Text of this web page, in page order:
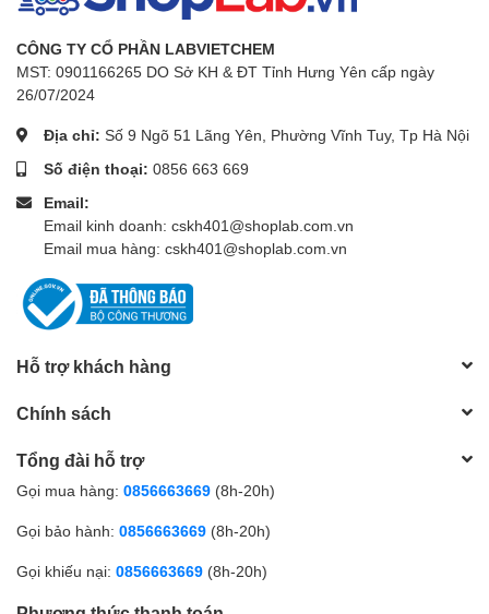
CÔNG TY CỔ PHẦN LABVIETCHEM
MST: 0901166265 DO Sở KH & ĐT Tỉnh Hưng Yên cấp ngày
26/07/2024
Địa chỉ: Số 9 Ngõ 51 Lãng Yên, Phường Vĩnh Tuy, Tp Hà Nội
Số điện thoại: 0856 663 669
Email:
Email kinh doanh: cskh401@shoplab.com.vn
Email mua hàng: cskh401@shoplab.com.vn
Hỗ trợ khách hàng
Chính sách
Tổng đài hỗ trợ
Gọi mua hàng: 0856663669 (8h-20h)
Gọi bảo hành: 0856663669 (8h-20h)
Gọi khiếu nại: 0856663669 (8h-20h)